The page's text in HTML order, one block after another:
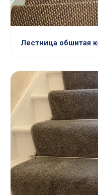
Лестница обшитая